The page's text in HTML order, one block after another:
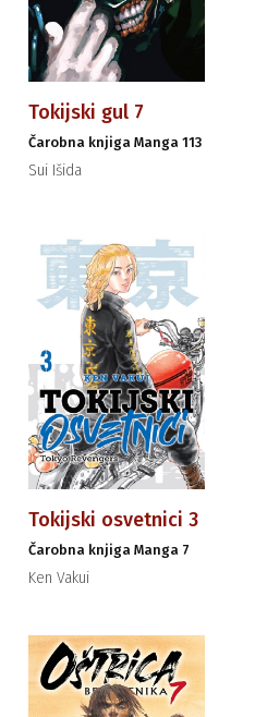
Tokijski gul 7
Čarobna knjiga Manga 113
Sui Išida
Tokijski osvetnici 3
Čarobna knjiga Manga 7
Ken Vakui